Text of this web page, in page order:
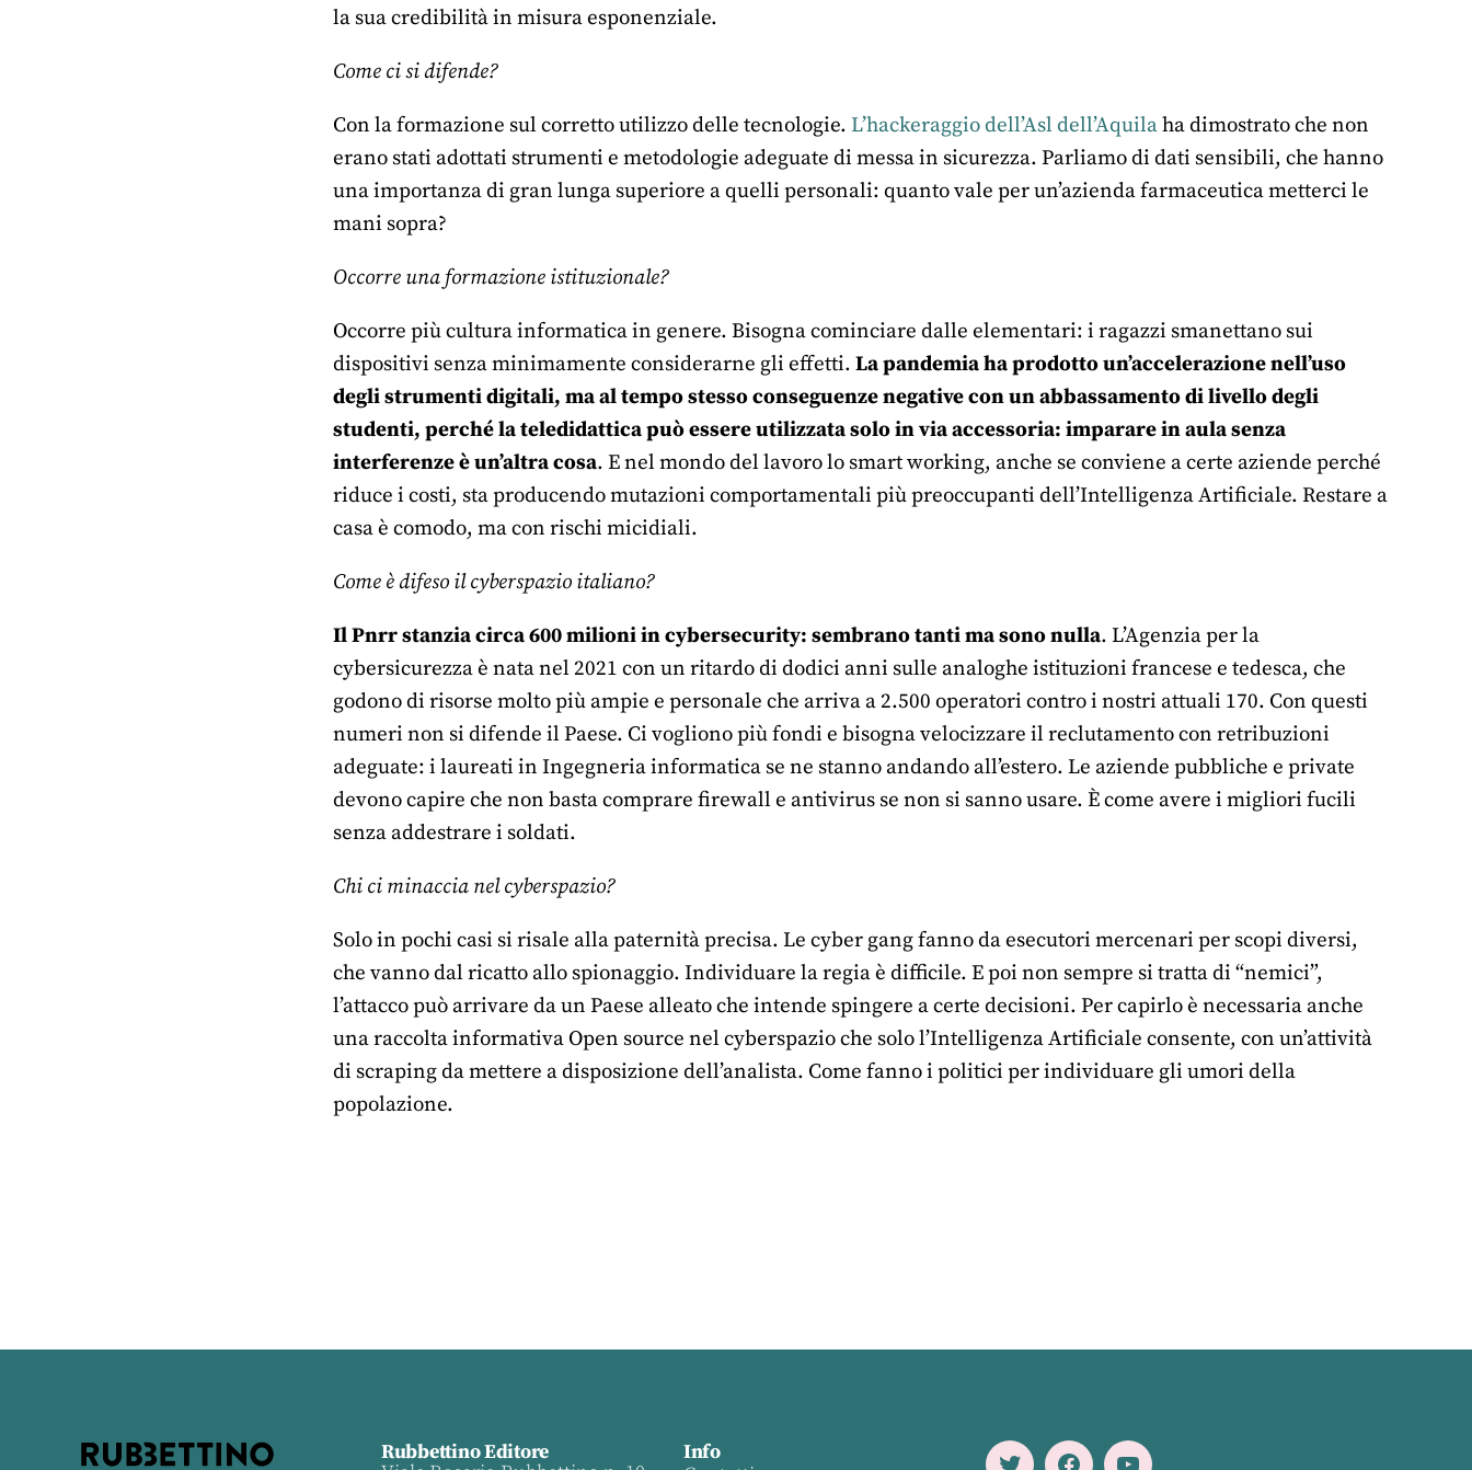
la sua credibilità in misura esponenziale.
Come ci si difende?
Con la formazione sul corretto utilizzo delle tecnologie. L’hackeraggio dell’Asl dell’Aquilaha dimostrato che non
erano stati adottati strumenti e metodologie adeguate di messa in sicurezza. Parliamo di dati sensibili, che hanno
una importanza di gran lunga superiore a quelli personali: quanto vale per un’azienda farmaceutica metterci le
mani sopra?
Occorre una formazione istituzionale?
Occorre più cultura informatica in genere. Bisogna cominciare dalle elementari: i ragazzi smanettano sui
dispositivi senza minimamente considerarne gli effetti. La pandemia ha prodotto un’accelerazione nell’uso
degli strumenti digitali, ma al tempo stesso conseguenze negative con un abbassamento di livello degli
studenti, perché la teledidattica può essere utilizzata solo in via accessoria: imparare in aula senza
interferenze è un’altra cosa. E nel mondo del lavoro lo smart working, anche se conviene a certe aziende perché
riduce i costi, sta producendo mutazioni comportamentali più preoccupanti dell’Intelligenza Artificiale. Restare a
casa è comodo, ma con rischi micidiali.
Come è difeso il cyberspazio italiano?
Il Pnrr stanzia circa 600 milioni in cybersecurity: sembrano tanti ma sono nulla. L’Agenzia per la
cybersicurezza è nata nel 2021 con un ritardo di dodici anni sulle analoghe istituzioni francese e tedesca, che
godono di risorse molto più ampie e personale che arriva a 2.500 operatori contro i nostri attuali 170. Con questi
numeri non si difende il Paese. Ci vogliono più fondi e bisogna velocizzare il reclutamento con retribuzioni
adeguate: i laureati in Ingegneria informatica se ne stanno andando all’estero. Le aziende pubbliche e private
devono capire che non basta comprare firewall e antivirus se non si sanno usare. È come avere i migliori fucili
senza addestrare i soldati.
Chi ci minaccia nel cyberspazio?
Solo in pochi casi si risale alla paternità precisa. Le cyber gang fanno da esecutori mercenari per scopi diversi,
che vanno dal ricatto allo spionaggio. Individuare la regia è difficile. E poi non sempre si tratta di “nemici”,
l’attacco può arrivare da un Paese alleato che intende spingere a certe decisioni. Per capirlo è necessaria anche
una raccolta informativa Open source nel cyberspazio che solo l’Intelligenza Artificiale consente, con un’attività
di scraping da mettere a disposizione dell’analista. Come fanno i politici per individuare gli umori della
popolazione.
Rubbettino Editore
Info